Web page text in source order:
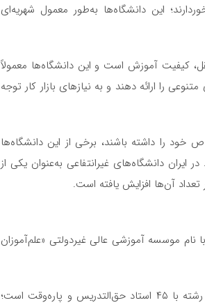
این دانشگاه‌ها به‌طور معمول شهریه‌ای
کیفیت آموزش است و این دانشگاه‌ها معمولاً
را ارائه دهند و به نیازهای بازار کار توجه
را داشته باشند، برخی از این دانشگاه‌ها
ایران دانشگاه‌های غیرانتفاعی به‌عنوان یکی از
آن‌ها افزایش یافته است.
تاسیس و در حال حاضر با نام موسسه آموزشی عالی غیردولتی «علم‌آموزان
این دانشگاه دارای مقطع کارشناسی در ۱۰ رشته و کارشناسی ارشد در دو رشته با ۴۵ استاد حق‌التدریس و پاره‌وقت است؛